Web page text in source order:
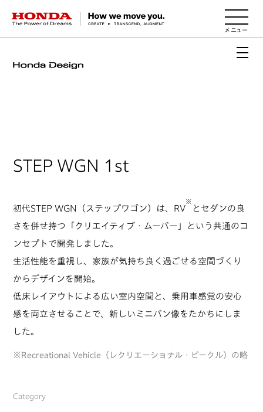
HONDA The Power of Dreams
STEP WGN 1st
Category
初代STEP WGN（ステップワゴン）は、RV
※
とセダンの良
さを併せ持つ「クリエイティブ・ムーバー」という共通のコ
ンセプトで開発しました。
生活性能を重視し、家族が気持ち良く過ごせる空間づくり
からデザインを開始。
低床レイアウトによる広い室内空間と、乗用車感覚の安心
感を両立させることで、新しいミニバン像をたかちにしま
した。
※Recreational Vehicle（レクリエーショナル・ビークル）の略